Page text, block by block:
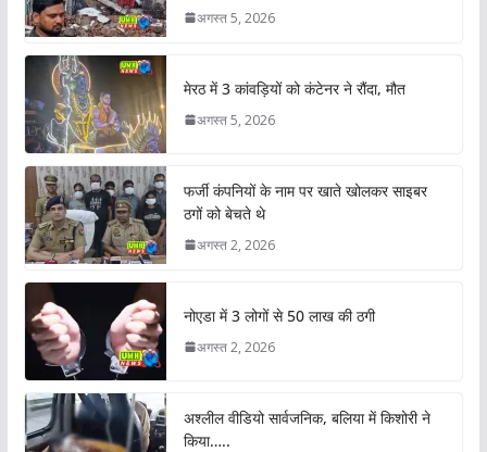
अगस्त 5, 2026
मेरठ में 3 कांवड़ियों को कंटेनर ने रौंदा, मौत
अगस्त 5, 2026
फर्जी कंपनियों के नाम पर खाते खोलकर साइबर
ठगों को बेचते थे
अगस्त 2, 2026
नोएडा में 3 लोगों से 50 लाख की ठगी
अगस्त 2, 2026
अश्लील वीडियो सार्वजनिक, बलिया में किशोरी ने
किया…..